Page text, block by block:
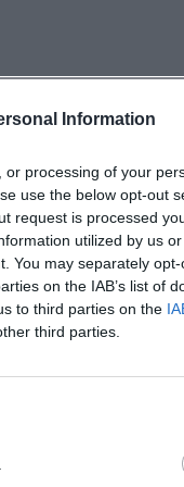
Information
processing of your
use the below opt-out
request is processed
utilized by us
You may separately
on the IAB’s list of
to third parties on the
third parties.
– dort,
–